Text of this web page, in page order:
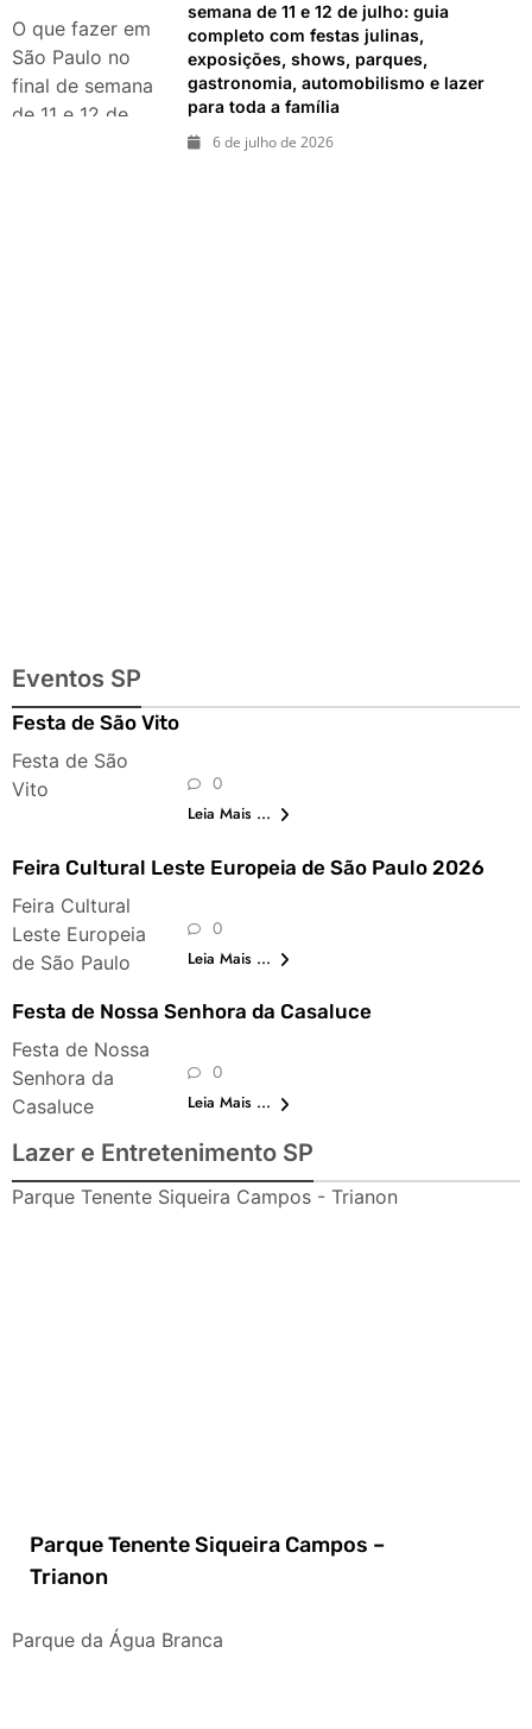
exposições e
passeios
imperdíveis
O que fazer em
São Paulo no
final de semana
de 11 e 12 de
semana de 11 e 12 de julho: guia
completo com festas julinas,
exposições, shows, parques,
gastronomia, automobilismo e lazer
para toda a família
6 de julho de 2026
Eventos SP
Festa de São Vito
Festa de São
Vito
0
Leia Mais ...
Feira Cultural Leste Europeia de São Paulo 2026
Feira Cultural
Leste Europeia
de São Paulo
0
Leia Mais ...
Festa de Nossa Senhora da Casaluce
Festa de Nossa
Senhora da
Casaluce
0
Leia Mais ...
Lazer e Entretenimento SP
Parque Tenente Siqueira Campos - Trianon
Parque Tenente Siqueira Campos –
Trianon
Parque da Água Branca